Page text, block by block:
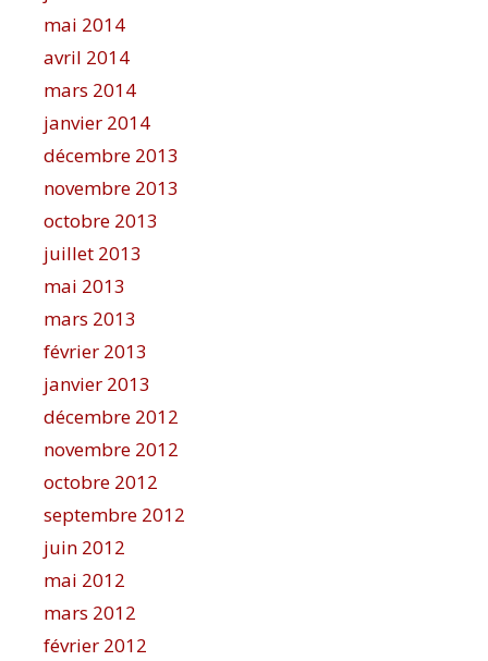
mai 2014
avril 2014
mars 2014
janvier 2014
décembre 2013
novembre 2013
octobre 2013
juillet 2013
mai 2013
mars 2013
février 2013
janvier 2013
décembre 2012
novembre 2012
octobre 2012
septembre 2012
juin 2012
mai 2012
mars 2012
février 2012